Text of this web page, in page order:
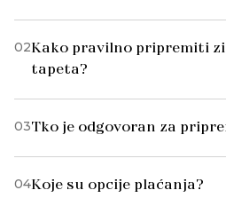
02Kako pravilno pripremiti
tapeta?
03Tko je odgovoran za
04Koje su opcije plaćanja?